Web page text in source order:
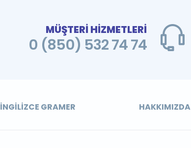
MÜŞTERİ HİZMETLERİ
0 (850) 532 74 74
İNGILIZCE GRAMER HAKKIMIZDA